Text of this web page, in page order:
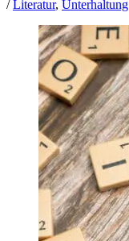
/Literatur, Unterhaltung